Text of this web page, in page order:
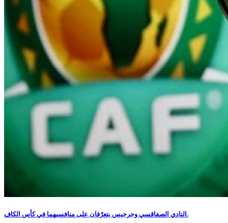
النادي الصفاقسي وجرجيس يتعرّفان على منافسيهما في كأس الكاف.